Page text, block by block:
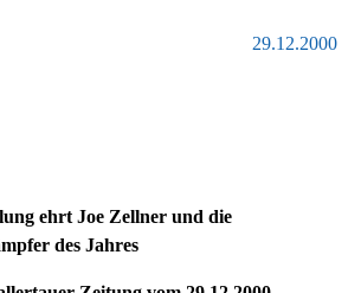
29.12.2000
ehrt Joe Zellner und die
des Jahres